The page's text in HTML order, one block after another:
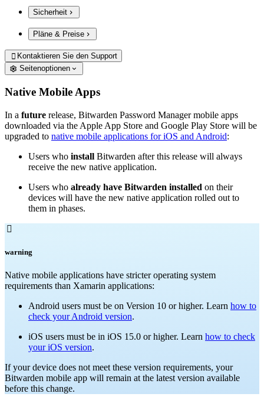
Sicherheit
Pläne & Preise
 Kontaktieren Sie den Support
Seitenoptionen
Native Mobile Apps
In a future release, Bitwarden Password Manager mobile apps
downloaded via the Apple App Store and Google Play Store will be
upgraded to native mobile applications for iOS and Android:
Users who install Bitwarden after this release will always
receive the new native application.
Users who already have Bitwarden installed on their
devices will have the new native application rolled out to
them in phases.

warning
Native mobile applications have stricter operating system
requirements than Xamarin applications:
Android users must be on Version 10 or higher. Learn how to
check your Android version.
iOS users must be in iOS 15.0 or higher. Learn how to check
your iOS version.
If your device does not meet these version requirements, your
Bitwarden mobile app will remain at the latest version available
before this change.